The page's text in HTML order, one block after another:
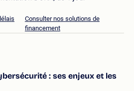
Consulter nos solutions de
financement
: ses enjeux et les